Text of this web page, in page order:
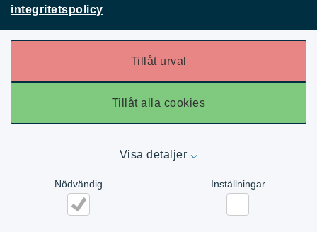
integritetspolicy
Tillåt urval
Tillåt alla cookies
Visa detaljer
Nödvändig Inställningar
E-mail:Kontakta oss
+46 73 05 35 912
Box 62003
200 62 Malmö